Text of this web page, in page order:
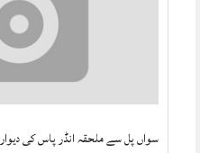
سواں پل سے ملحقہ انڈر پاس کی